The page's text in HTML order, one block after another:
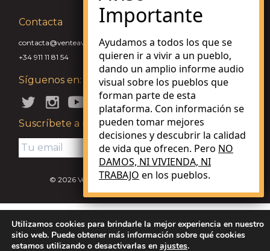
Contacta
contacta@venteaviviraunpueblo.com
+34 911 11 81 54
Síguenos en:
Suscríbete a nuestra Newsletter
© 2026 Vente a vivir a un pueblo. Made with love.
Ayudamos a todos los que se
quieren ir a vivir a un pueblo,
dando un amplio informe audio
visual sobre los pueblos que
forman parte de esta
plataforma. Con información se
pueden tomar mejores
decisiones y descubrir la calidad
de vida que ofrecen. Pero NO
DAMOS, NI VIVIENDA, NI
TRABAJO en los pueblos.
Utilizamos cookies para brindarle la mejor experiencia en nuestro
sitio web. Puede obtener más información sobre qué cookies
estamos utilizando o desactivarlas en ajustes.